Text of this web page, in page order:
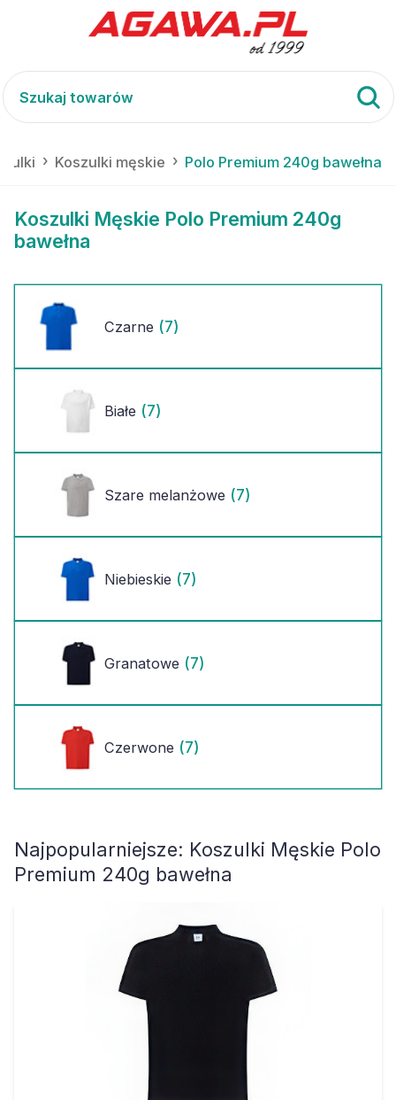
Koszulki męskie Polo Premium 240g bawełna
Koszulki Męskie Polo Premium 240g
bawełna
Czarne (7)
Białe (7)
Szare melanżowe (7)
Niebieskie (7)
Granatowe (7)
Czerwone (7)
Najpopularniejsze: Koszulki Męskie Polo
Premium 240g bawełna